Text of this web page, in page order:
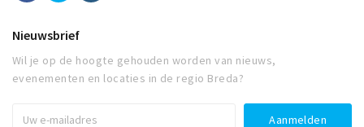
Nieuwsbrief
Wil je op de hoogte gehouden worden van nieuws,
evenementen en locaties in de regio Breda?